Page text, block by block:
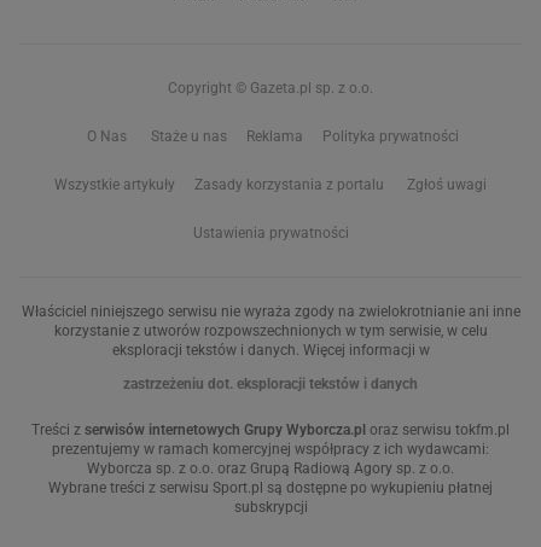
Copyright © Gazeta.pl sp. z o.o.
O Nas Staże u nas Reklama Polityka prywatności
Wszystkie artykuły Zasady korzystania z portalu Zgłoś uwagi
Ustawienia prywatności
Właściciel niniejszego serwisu nie wyraża zgody na zwielokrotnianie ani inne
korzystanie z utworów rozpowszechnionych w tym serwisie, w celu
eksploracji tekstów i danych. Więcej informacji w
zastrzeżeniu dot. eksploracji tekstów i danych
Treści z serwisów internetowych Grupy Wyborcza.pl oraz serwisu tokfm.pl
prezentujemy w ramach komercyjnej współpracy z ich wydawcami:
Wyborcza sp. z o.o. oraz Grupą Radiową Agory sp. z o.o.
Wybrane treści z serwisu Sport.pl są dostępne po wykupieniu płatnej
subskrypcji